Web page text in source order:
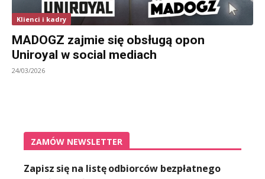
Klienci i kadry
MADOGZ zajmie się obsługą opon
Uniroyal w social mediach
24/03/2026
ZAMÓW NEWSLETTER
Zapisz się na listę odbiorców bezpłatnego